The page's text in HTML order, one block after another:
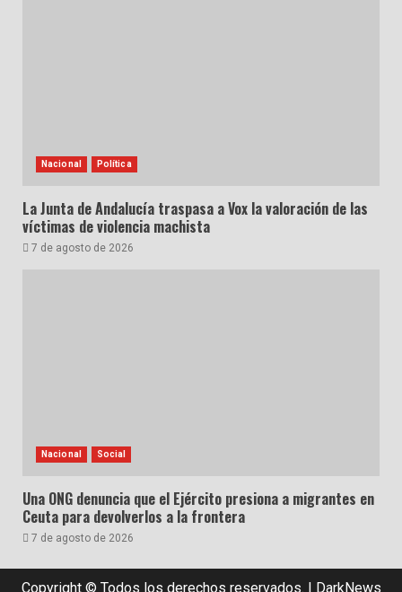
Nacional Política
La Junta de Andalucía traspasa a Vox la valoración de las
víctimas de violencia machista
7 de agosto de 2026
Nacional Social
Una ONG denuncia que el Ejército presiona a migrantes en
Ceuta para devolverlos a la frontera
7 de agosto de 2026
Copyright © Todos los derechos reservados. | DarkNews